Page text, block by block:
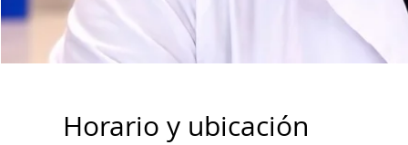
Horario y ubicación